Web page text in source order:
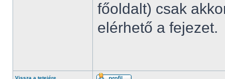
főoldalt) csak
elérhető a fejezet.
Vissza a tetejére